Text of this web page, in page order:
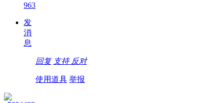
963
发
消
息
回复 支持 反对
使用道具 举报